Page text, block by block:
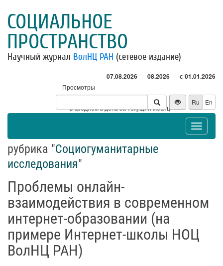
СОЦИАЛЬНОЕ
ПРОСТРАНСТВО
Научный журнал ВолНЦ РАН (сетевое издание)
07.08.2026 08.2026 с 01.01.2026
Просмотры
Посетители
* - в среднем в день за текущий месяц
Ru En
Toggle
рубрика "Социогуманитарные
исследования"
Проблемы онлайн-
взаимодействия в современном
интернет-образовании (на
примере Интернет-школы НОЦ
ВолНЦ РАН)